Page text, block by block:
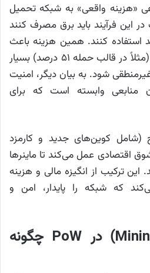
«هزینه واقعی» به شبکه تحمیل
این فرآیند باید برق مصرف کنند
استفاده کنند. همین هزینه باعث
می‌شود که حمله به شبکه (مثلاً در قالب حمله ۵۱ درصد) بسیار
شود. به بیان دیگر، امنیت
منابعی وابسته است که برای
(شامل کوین‌های جدید و کارمزد
اقتصادی عمل می‌کند تا ماینرها
ترکیب از انگیزه مالی و هزینه
که شبکه را پایدار، امن و
فرایند ماینینگ (Mining) در PoW چگونه